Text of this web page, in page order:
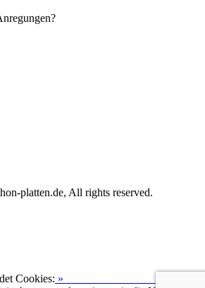
platten.de, All rights reserved.
Cookies: »